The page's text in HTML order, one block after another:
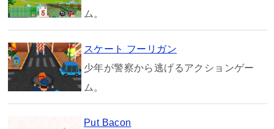
ム。
スケート フーリガン
少年が警察から逃げるアクションゲー
ム。
Put Bacon